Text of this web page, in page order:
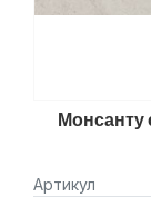
Монсанту
Артикул